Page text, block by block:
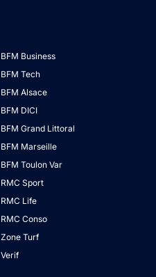
BFM Business
BFM Tech
BFM Alsace
BFM DICI
BFM Grand Littoral
BFM Marseille
BFM Toulon Var
RMC Sport
RMC Life
RMC Conso
Zone Turf
Verif